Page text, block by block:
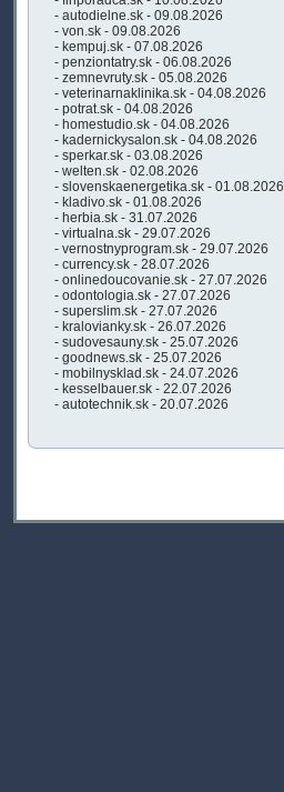
- autodielne.sk - 09.08.2026
- von.sk - 09.08.2026
- kempuj.sk - 07.08.2026
- penziontatry.sk - 06.08.2026
- zemnevruty.sk - 05.08.2026
- veterinarnaklinika.sk - 04.08.2026
- potrat.sk - 04.08.2026
- homestudio.sk - 04.08.2026
- kadernickysalon.sk - 04.08.2026
- sperkar.sk - 03.08.2026
- welten.sk - 02.08.2026
- slovenskaenergetika.sk - 01.08.2026
- kladivo.sk - 01.08.2026
- herbia.sk - 31.07.2026
- virtualna.sk - 29.07.2026
- vernostnyprogram.sk - 29.07.2026
- currency.sk - 28.07.2026
- onlinedoucovanie.sk - 27.07.2026
- odontologia.sk - 27.07.2026
- superslim.sk - 27.07.2026
- kralovianky.sk - 26.07.2026
- sudovesauny.sk - 25.07.2026
- goodnews.sk - 25.07.2026
- mobilnysklad.sk - 24.07.2026
- kesselbauer.sk - 22.07.2026
- autotechnik.sk - 20.07.2026